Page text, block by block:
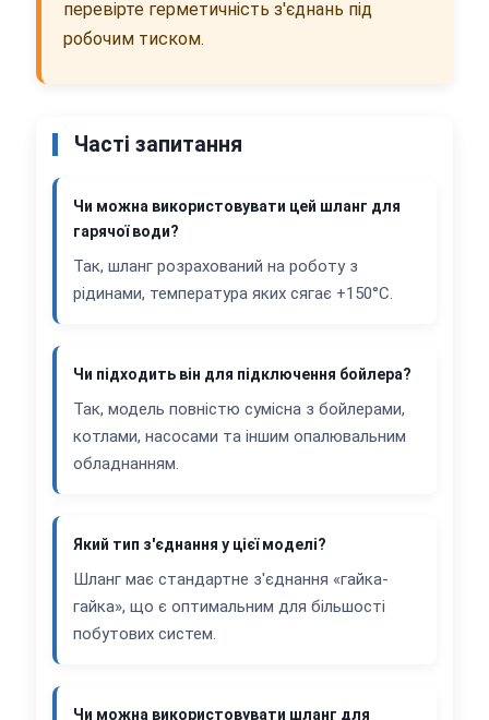
перевірте герметичність з'єднань під
робочим тиском.
Часті запитання
Чи можна використовувати цей шланг для
гарячої води?
Так, шланг розрахований на роботу з
рідинами, температура яких сягає +150°C.
Чи підходить він для підключення бойлера?
Так, модель повністю сумісна з бойлерами,
котлами, насосами та іншим опалювальним
обладнанням.
Який тип з'єднання у цієї моделі?
Шланг має стандартне з'єднання «гайка-
гайка», що є оптимальним для більшості
побутових систем.
Чи можна використовувати шланг для